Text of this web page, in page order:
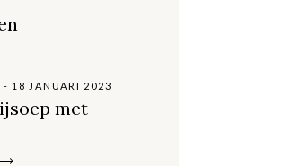
- 18 JANUARI 2023
met